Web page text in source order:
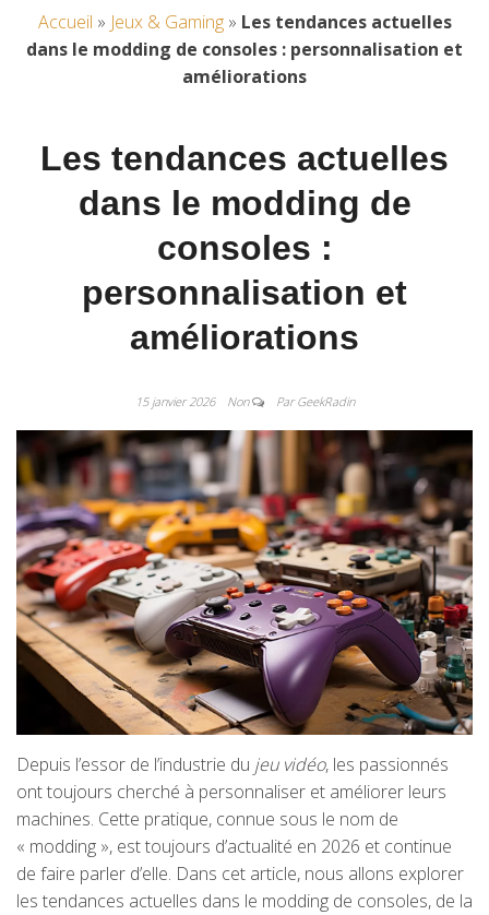
Accueil » Jeux & Gaming» Les tendances actuelles
dans le modding de consoles : personnalisation et
améliorations
Les tendances actuelles
dans le modding de
consoles :
personnalisation et
améliorations
15 janvier 2026 Non Par GeekRadin
Depuis l’essor de l’industrie du jeu vidéo, les passionnés
ont toujours cherché à personnaliser et améliorer leurs
machines. Cette pratique, connue sous le nom de
« modding », est toujours d’actualité en 2026 et continue
de faire parler d’elle. Dans cet article, nous allons explorer
les tendances actuelles dans le modding de consoles, de la